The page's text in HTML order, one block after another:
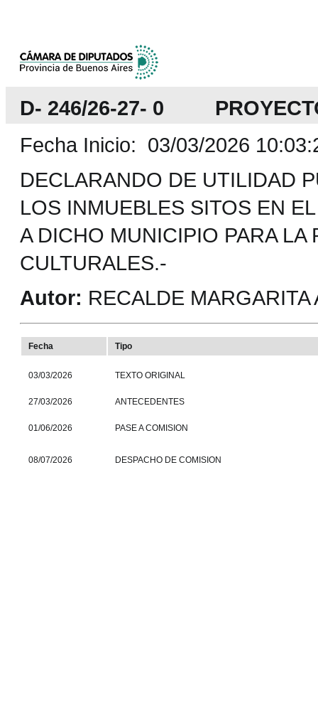
D- 246/26-27- 0
Fecha Inicio: 03/03/2026
DECLARANDO DE UTILIDAD
LOS INMUEBLES SITOS EN
A DICHO MUNICIPIO PARA
CULTURALES.-
Autor: RECALDE
Fecha Tipo
03/03/2026 TEXTO ORIGINAL
27/03/2026 ANTECEDENTES
01/06/2026 PASE A COMISION
08/07/2026 DESPACHO DE COMISION